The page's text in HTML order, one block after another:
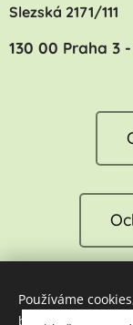
Slezská 2171/111
130 00 Praha 3
Používáme
bezpečnost